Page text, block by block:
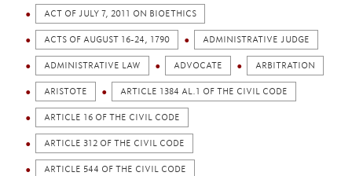
ACT OF JULY 7, 2011 ON BIOETHICS
ACTS OF AUGUST 16-24, 1790 ADMINISTRATIVE JUDGE
ADMINISTRATIVE LAW ADVOCATE ARBITRATION
ARISTOTE ARTICLE 1384 AL.1 OF THE CIVIL CODE
ARTICLE 16 OF THE CIVIL CODE
ARTICLE 312 OF THE CIVIL CODE
ARTICLE 544 OF THE CIVIL CODE